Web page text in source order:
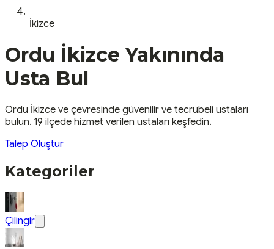
İkizce
Ordu İkizce Yakınında
Usta Bul
Ordu İkizce ve çevresinde güvenilir ve tecrübeli ustaları
bulun. 19 ilçede hizmet verilen ustaları keşfedin.
Talep Oluştur
Kategoriler
Çilingir